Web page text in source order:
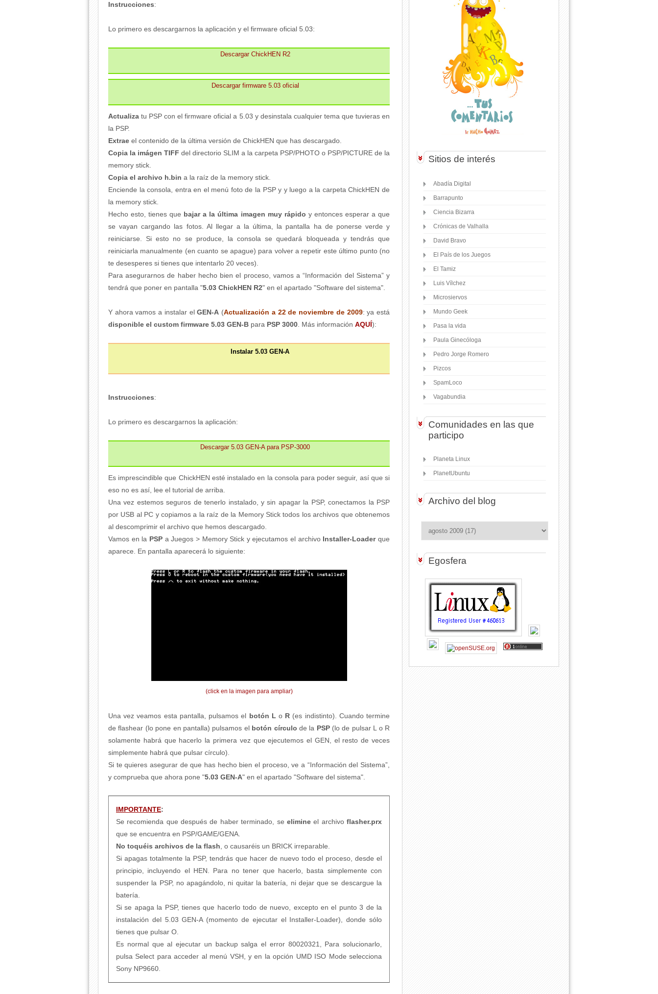
Instrucciones:
Lo primero es descargarnos la aplicación y el firmware oficial 5.03:
Descargar ChickHEN R2
Descargar firmware 5.03 oficial
Actualiza tu PSP con el firmware oficial a 5.03 y desinstala cualquier tema que tuvieras en
la PSP.
Extrae el contenido de la última versión de ChickHEN que has descargado.
Copia la imágen TIFF del directorio SLIM a la carpeta PSP/PHOTO o PSP/PICTURE de la
memory stick.
Copia el archivo h.bin a la raíz de la memory stick.
Enciende la consola, entra en el menú foto de la PSP y y luego a la carpeta ChickHEN de
la memory stick.
Hecho esto, tienes que bajar a la última imagen muy rápido y entonces esperar a que
se vayan cargando las fotos. Al llegar a la última, la pantalla ha de ponerse verde y
reiniciarse. Si esto no se produce, la consola se quedará bloqueada y tendrás que
reiniciarla manualmente (en cuanto se apague) para volver a repetir este último punto (no
te desesperes si tienes que intentarlo 20 veces).
Para asegurarnos de haber hecho bien el proceso, vamos a “Información del Sistema” y
tendrá que poner en pantalla "5.03 ChickHEN R2" en el apartado "Software del sistema".
Y ahora vamos a instalar elGEN-A (Actualización a 22 de noviembre de 2009: ya está
disponible el custom firmware 5.03 GEN-B para PSP 3000 . Más información AQUÍ):
Instalar 5.03 GEN-A
Instrucciones:
Lo primero es descargarnos la aplicación:
Descargar 5.03 GEN-A para PSP-3000
Es imprescindible que ChickHEN esté instalado en la consola para poder seguir, así que si
eso no es así, lee el tutorial de arriba.
Una vez estemos seguros de tenerlo instalado, y sin apagar la PSP, conectamos la PSP
por USB al PC y copiamos a la raíz de la Memory Stick todos los archivos que obtenemos
al descomprimir el archivo que hemos descargado.
Vamos en la PSP a Juegos > Memory Stick y ejecutamos el archivo Installer-Loaderque
aparece. En pantalla aparecerá lo siguiente:
(click en la imagen para ampliar)
Una vez veamos esta pantalla, pulsamos el botón L o R (es indistinto). Cuando termine
de flashear (lo pone en pantalla) pulsamos el botón círculo de la PSP (lo de pulsar L o R
solamente habrá que hacerlo la primera vez que ejecutemos el GEN, el resto de veces
simplemente habrá que pulsar círculo).
Si te quieres asegurar de que has hecho bien el proceso, ve a “Información del Sistema”,
y comprueba que ahora pone "5.03 GEN-A" en el apartado "Software del sistema".
IMPORTANTE:
Se recomienda que después de haber terminado, se elimineel archivoflasher.prx
que se encuentra en PSP/GAME/GENA.
No toquéis archivos de la flash , o causaréis un BRICK irreparable.
Si apagas totalmente la PSP, tendrás que hacer de nuevo todo el proceso, desde el
principio, incluyendo el HEN. Para no tener que hacerlo, basta simplemente con
suspender la PSP, no apagándolo, ni quitar la batería, ni dejar que se descargue la
batería.
Si se apaga la PSP, tienes que hacerlo todo de nuevo, excepto en el punto 3 de la
instalación del 5.03 GEN-A (momento de ejecutar el Installer-Loader), donde sólo
tienes que pulsar O.
Es normal que al ejecutar un backup salga el error 80020321, Para solucionarlo,
pulsa Select para acceder al menú VSH, y en la opción UMD ISO Mode selecciona
Sony NP9660.
Sitios de interés
Abadía Digital
Barrapunto
Ciencia Bizarra
Crónicas de Valhalla
David Bravo
El País de los Juegos
El Tamiz
Luis Vílchez
Microsiervos
Mundo Geek
Pasa la vida
Paula Ginecóloga
Pedro Jorge Romero
Pizcos
SpamLoco
Vagabundia
Comunidades en las que
participo
Planeta Linux
PlanetUbuntu
Archivo del blog
Egosfera